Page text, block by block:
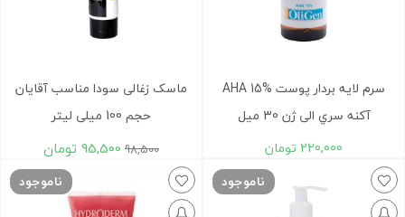
سرم لايه بردار پوست AHA 15%
آکنه سري الی ژن 30 ميل
220,000 تومان
ماسک زغالی سودا مناسب آقایان
حجم 100 ميلی لیتر
98,500
95,500 تومان
ناموجود ناموجود